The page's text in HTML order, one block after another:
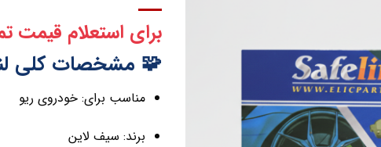
برای استعلام قیمت
🧩 مشخصات کلی
مناسب برای: خودروی ریو
برند: سیف لاین